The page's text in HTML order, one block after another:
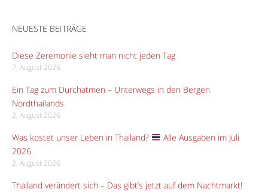
NEUESTE BEITRÄGE
Diese Zeremonie sieht man nicht jeden Tag
7. August 2026
Ein Tag zum Durchatmen – Unterwegs in den Bergen
Nordthailands
2. August 2026
Was kostet unser Leben in Thailand?
Alle Ausgaben im Juli
2026
2. August 2026
Thailand verändert sich – Das gibt’s jetzt auf dem Nachtmarkt!